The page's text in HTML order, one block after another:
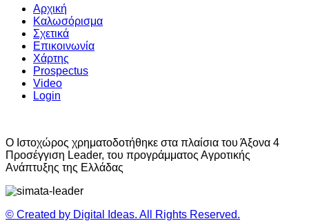
Αρχική
Καλωσόρισμα
Σχετικά
Επικοινωνία
Χάρτης
Prospectus
Video
Login
O Ιστοχώρος χρηματοδοτήθηκε στα πλαίσια του Άξονα 4
Προσέγγιση Leader, του προγράμματος Αγροτικής
Ανάπτυξης της Ελλάδας
© Created by Digital Ideas. All Rights Reserved.